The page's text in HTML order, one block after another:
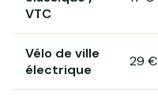
VTC
Vélo de ville
électrique
29 €